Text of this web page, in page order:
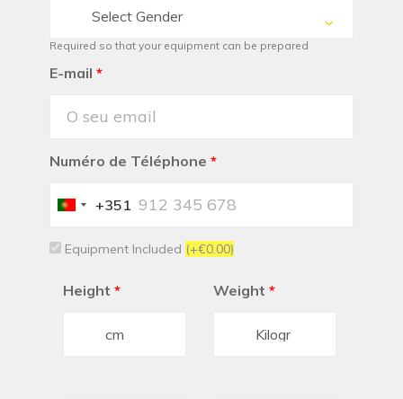
Select Gender
Required so that your equipment can be prepared
E-mail *
Numéro de Téléphone *
Portugal
+351
Equipment Included (+€0.00)
Height * Weight *